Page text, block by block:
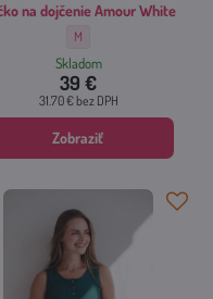
- Veľkosť:
Blue - Veľkosť:
Blue - Veľkosť:
na dojčenie Amour White
Tričko na dojčenie Amour
M
Skladom
39 €
31.70 €bez DPH
Zobraziť